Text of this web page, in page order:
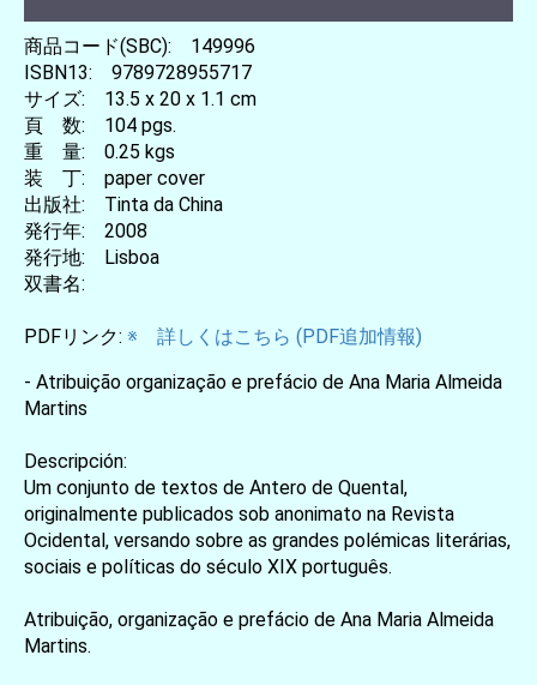
商品コード(SBC): 149996
ISBN13: 9789728955717
サイズ: 13.5 x 20 x 1.1 cm
頁 数: 104 pgs.
重 量: 0.25 kgs
装 丁: paper cover
出版社: Tinta da China
発行年: 2008
発行地: Lisboa
双書名:
PDFリンク: ※ 詳しくはこちら (PDF追加情報)
- Atribuição organização e prefácio de Ana Maria Almeida
Martins
Descripción:
Um conjunto de textos de Antero de Quental,
originalmente publicados sob anonimato na Revista
Ocidental, versando sobre as grandes polémicas literárias,
sociais e políticas do século XIX português.
Atribuição, organização e prefácio de Ana Maria Almeida
Martins.